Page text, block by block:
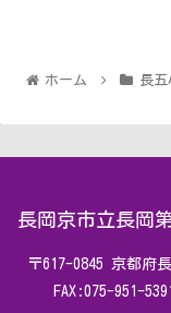
ホーム 長五
長岡京市立長岡
〒617-0845 京都府
FAX:075-951-